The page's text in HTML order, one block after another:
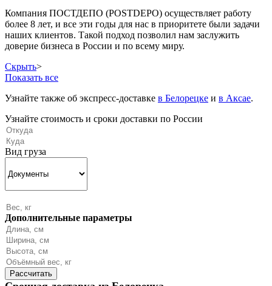
Компания ПОСТДЕПО (POSTDEPO) осуществляет работу
более 8 лет, и все эти годы для нас в приоритете были задачи
наших клиентов. Такой подход позволил нам заслужить
доверие бизнеса в России и по всему миру.
Скрыть>
Показать все
Узнайте также об экспресс-доставке в Белорецке и в Аксае.
Узнайте стоимость и сроки доставки по России
Вид груза
Дополнительные параметры